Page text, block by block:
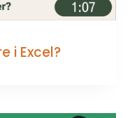
i Excel?